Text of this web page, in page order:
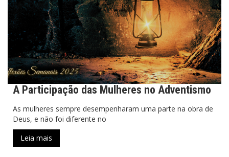
A Participação das Mulheres no Adventismo
As mulheres sempre desempenharam uma parte na obra de
Deus, e não foi diferente no
Leia mais